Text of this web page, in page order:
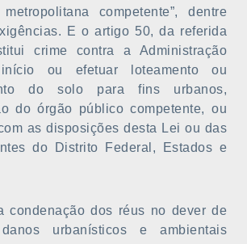
competente”, dentre
E o artigo 50, da referida
crime contra a Administração
ou efetuar loteamento ou
do solo para fins urbanos,
do órgão público competente, ou
as disposições desta Lei ou das
do Distrito Federal, Estados e
condenação dos réus no dever de
urbanísticos e ambientais